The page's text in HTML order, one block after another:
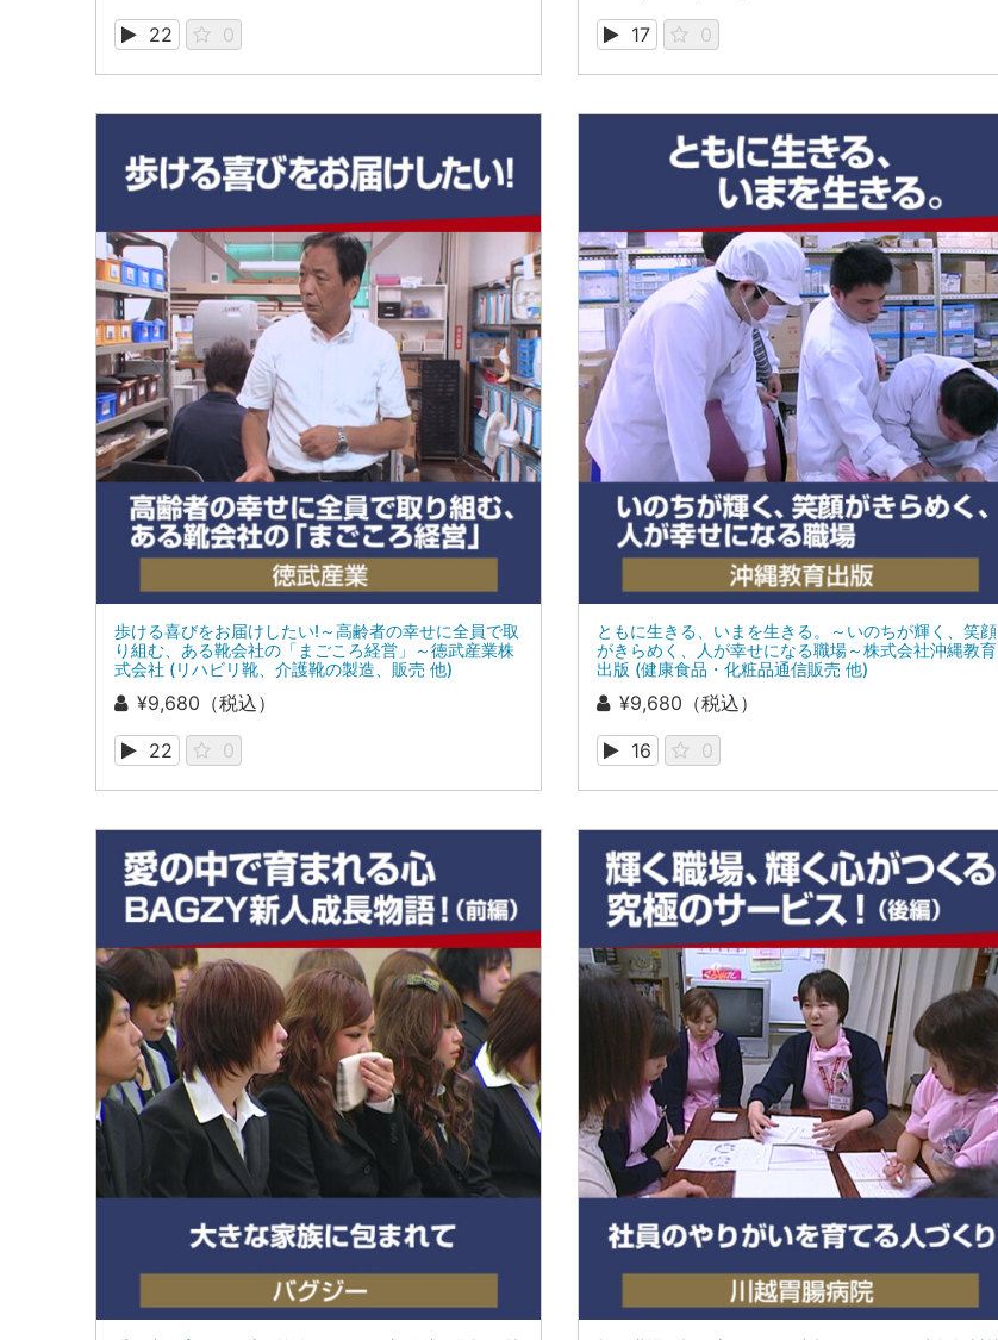
22 0
17
0
歩ける喜びをお届けしたい!～高齢者の幸せに全員で取
り組む、ある靴会社の「まごころ経営」～徳武産業株
式会社 (リハビリ靴、介護靴の製造、販売 他)
¥9,680（税込）
22
0
ともに生きる、いまを生きる。～いのちが輝く、笑顔
がきらめく、人が幸せになる職場～株式会社沖縄教育
出版 (健康食品・化粧品通信販売 他)
¥9,680（税込）
16
0